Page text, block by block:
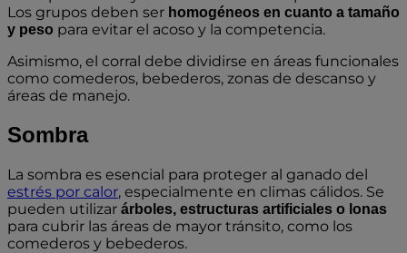
Los grupos deben ser homogéneos en cuanto a tamaño
y peso para evitar el acoso y la competencia.
Asimismo, el corral debe dividirse en áreas funcionales
como comederos, bebederos, zonas de descanso y
áreas de manejo.
Sombra
La sombra es esencial para proteger al ganado del
estrés por calor, especialmente en climas cálidos. Se
pueden utilizar árboles, estructuras artificiales o lonas
para cubrir las áreas de mayor tránsito, como los
comederos y bebederos.